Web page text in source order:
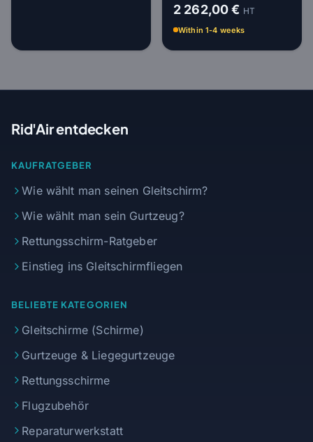
2 262,00 € HT
Within 1-4 weeks
Rid'Air entdecken
KAUFRATGEBER
Wie wählt man seinen Gleitschirm?
Wie wählt man sein Gurtzeug?
Rettungsschirm-Ratgeber
Einstieg ins Gleitschirmfliegen
BELIEBTE KATEGORIEN
Gleitschirme (Schirme)
Gurtzeuge & Liegegurtzeuge
Rettungsschirme
Flugzubehör
Reparaturwerkstatt